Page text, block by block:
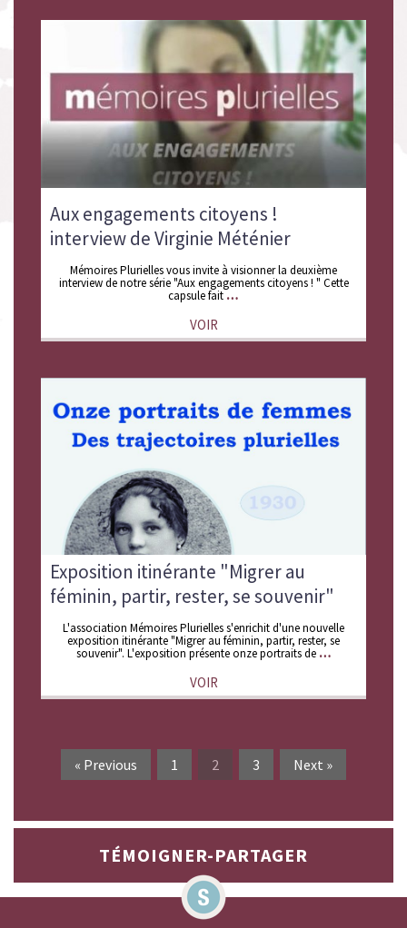
Aux engagements citoyens !
interview de Virginie Méténier
Mémoires Plurielles vous invite à visionner la deuxième
interview de notre série "Aux engagements citoyens ! " Cette
capsule fait
VOIR
Exposition itinérante "Migrer au
féminin, partir, rester, se souvenir"
L'association Mémoires Plurielles s'enrichit d'une nouvelle
exposition itinérante "Migrer au féminin, partir, rester, se
souvenir". L'exposition présente onze portraits de
VOIR
« Previous 1 2 3 Next »
TÉMOIGNER-PARTAGER